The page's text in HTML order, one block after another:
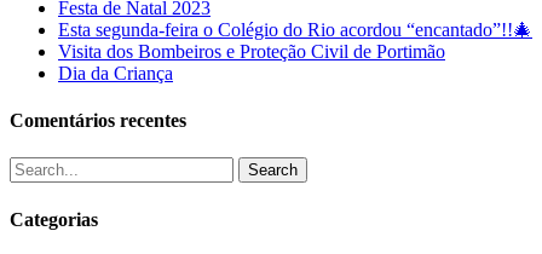
Festa de Natal 2023
Esta segunda-feira o Colégio do Rio acordou “encantado”!!🎄
Visita dos Bombeiros e Proteção Civil de Portimão
Dia da Criança
Comentários recentes
Search
Categorias